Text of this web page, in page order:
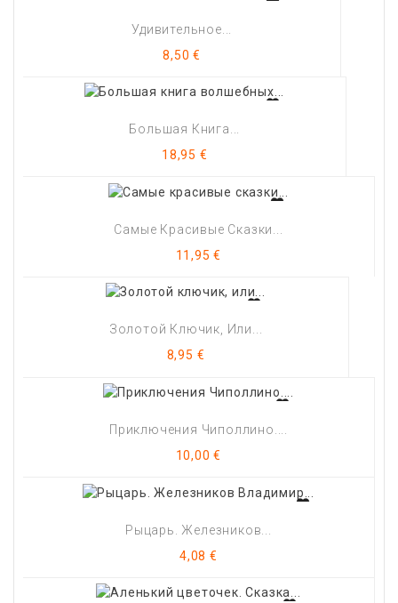
Удивительное...
Цена
8,50 €
Большая Книга...
Цена
18,95 €
Самые Красивые Сказки...
Цена
11,95 €
Золотой Ключик, Или...
Цена
8,95 €
Приключения Чиполлино....
Цена
10,00 €
Рыцарь. Железников...
Цена
4,08 €